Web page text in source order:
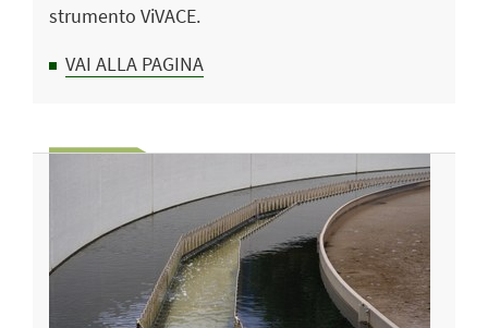
strumento ViVACE.
VAI ALLA PAGINA